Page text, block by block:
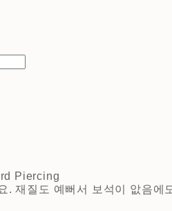
Piercing
. 재질도 예뻐서 보석이 앖음에